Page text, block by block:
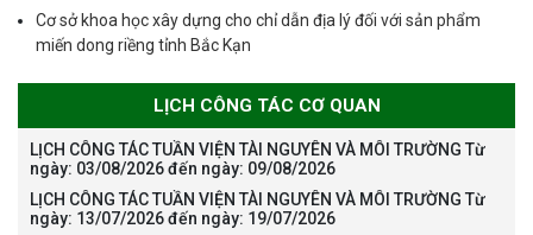
Cơ sở khoa học xây dựng cho chỉ dẫn địa lý đối với sản phẩm
miến dong riềng tỉnh Bắc Kạn
LỊCH CÔNG TÁC CƠ QUAN
LỊCH CÔNG TÁC TUẦN VIỆN TÀI NGUYÊN VÀ MÔI TRƯỜNG Từ
ngày: 03/08/2026 đến ngày: 09/08/2026
LỊCH CÔNG TÁC TUẦN VIỆN TÀI NGUYÊN VÀ MÔI TRƯỜNG Từ
ngày: 13/07/2026 đến ngày: 19/07/2026